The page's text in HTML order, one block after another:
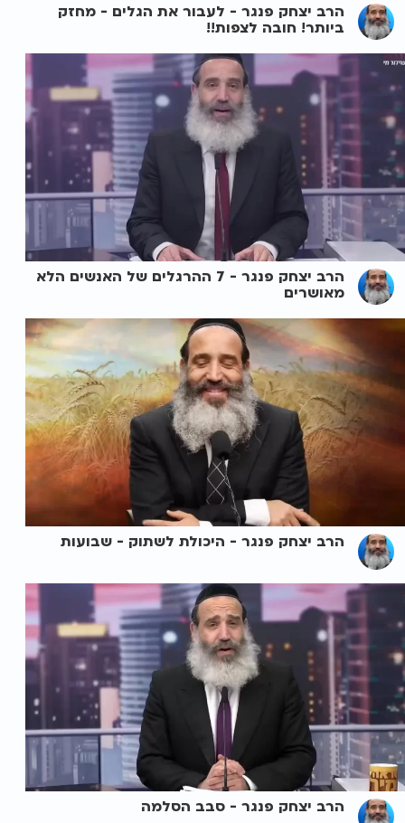
הרב יצחק פנגר - לעבור את הגלים - מחזק
ביותר! חובה לצפות!!
הרב יצחק פנגר - 7 ההרגלים של האנשים הלא
מאושרים
הרב יצחק פנגר - היכולת לשתוק - שבועות
הרב יצחק פנגר - סבב הסלמה